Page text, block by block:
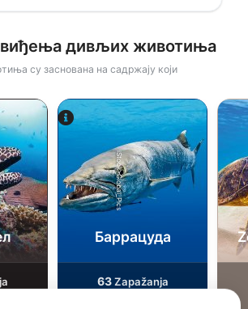
виђења дивљих животиња
су заснована на садржају који
iStock-Global_Pics
Баррацуда
63Zapažanja